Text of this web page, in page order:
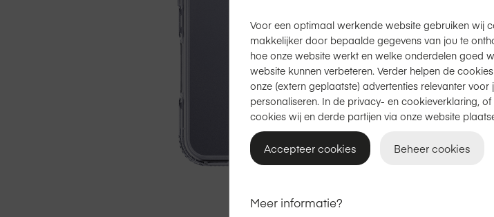
Op
Voor een optimaal werkende website gebruiken wij
makkelijker door bepaalde gegevens van jou te
hoe onze website werkt en welke onderdelen goed
website kunnen verbeteren. Verder helpen de
onze (extern geplaatste) advertenties relevanter
personaliseren. In de privacy- en cookieverklaring,
cookies wij en derde partijen via onze website
Accepteer cookies Beheer cookies
Meer informatie?